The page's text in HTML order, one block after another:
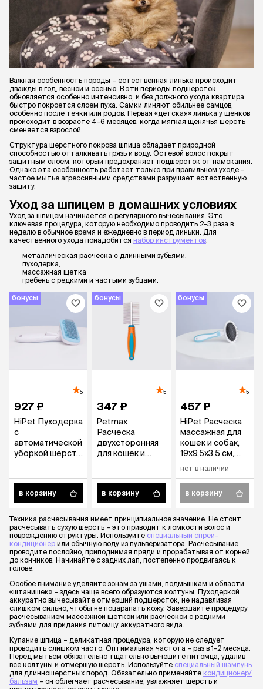
Важная особенность породы – естественная линька происходит
дважды в год, весной и осенью. В эти периоды подшерсток
обновляется особенно интенсивно, и без должного ухода квартира
быстро покроется слоем пуха. Самки линяют обильнее самцов,
особенно после течки или родов. Первая «детская» линька у щенков
происходит в возрасте 4-6 месяцев, когда мягкая щенячья шерсть
сменяется взрослой.
Структура шерстного покрова шпица обладает природной
способностью отталкивать грязь и воду. Остевой волос покрыт
защитным слоем, который предохраняет подшерсток от намокания.
Однако эта особенность работает только при правильном уходе –
частое мытье агрессивными средствами разрушает естественную
защиту.
Уход за шпицем в домашних условиях
Уход за шпицем начинается с регулярного вычесывания. Это
ключевая процедура, которую необходимо проводить 2-3 раза в
неделю в обычное время и ежедневно в период линьки. Для
качественного ухода понадобится набор инструментов:
металлическая расческа с длинными зубьями,
пуходерка,
массажная щетка
гребень с редкими и частыми зубцами.
бонусы
5
927 ₽
HiPet Пуходерка
с
автоматической
уборкой шерсти
19,5х10,7х5,8 см,
голубая
в корзину
бонусы
5
347 ₽
Petmax
Расческа
двухсторонняя
для кошек и
густым
подшерстком,
21х5,2 см
в корзину
бонусы
5
457 ₽
HiPet Расческа
массажная для
кошек и собак,
19х9,5х3,5 см,
нет в наличии
в корзину
Техника расчесывания имеет принципиальное значение. Не стоит
расчесывать сухую шерсть – это приводит к ломкости волос и
повреждению структуры. Используйте специальный спрей-
кондиционер или обычную воду из пульверизатора. Расчесывание
проводите послойно, приподнимая пряди и прорабатывая от корней
до кончиков. Начинайте с задних лап, постепенно продвигаясь к
голове.
Особое внимание уделяйте зонам за ушами, подмышкам и области
«штанишек» – здесь чаще всего образуются колтуны. Пуходеркой
аккуратно вычесывайте отмерший подшерсток, не надавливая
слишком сильно, чтобы не поцарапать кожу. Завершайте процедуру
расчесыванием массажной щеткой или расческой с редкими
зубьями для придания питомцу аккуратного вида.
Купание шпица – деликатная процедура, которую не следует
проводить слишком часто. Оптимальная частота – раз в 1-2 месяца.
Перед мытьем обязательно тщательно вычешите питомца, удалив
все колтуны и отмершую шерсть. Используйте специальный шампунь
для длинношерстных пород. Обязательно применяйте кондиционер/
бальзам – он облегчает расчесывание, увлажняет шерсть и